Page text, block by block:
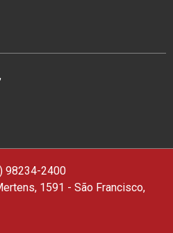
98234-2400
1591 - São Francisco,